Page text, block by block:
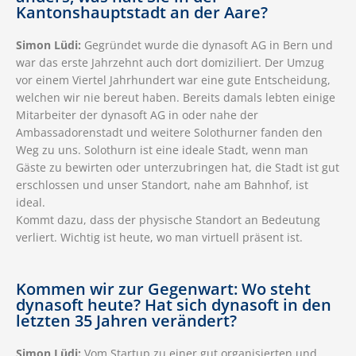
Kantonshauptstadt an der Aare?
Simon Lüdi: Gegründet wurde die dynasoft AG in Bern und
war das erste Jahrzehnt auch dort domiziliert. Der Umzug
vor einem Viertel Jahrhundert war eine gute Entscheidung,
welchen wir nie bereut haben. Bereits damals lebten einige
Mitarbeiter der dynasoft AG in oder nahe der
Ambassadorenstadt und weitere Solothurner fanden den
Weg zu uns. Solothurn ist eine ideale Stadt, wenn man
Gäste zu bewirten oder unterzubringen hat, die Stadt ist gut
erschlossen und unser Standort, nahe am Bahnhof, ist
ideal.
Kommt dazu, dass der physische Standort an Bedeutung
verliert. Wichtig ist heute, wo man virtuell präsent ist.
Kommen wir zur Gegenwart: Wo steht
dynasoft heute? Hat sich dynasoft in den
letzten 35 Jahren verändert?